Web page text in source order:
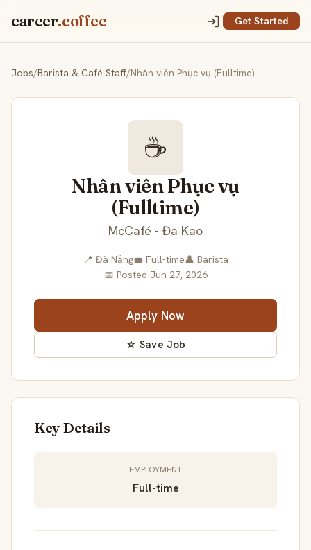
career.coffee Get Started
Jobs/Barista & Café Staff/Nhân viên Phục vụ (Fulltime)
☕
Nhân viên Phục vụ
(Fulltime)
McCafé - Đa Kao
📍 Đà Nẵng💼 Full-time👤 Barista
📅 Posted Jun 27, 2026
Apply Now
☆ Save Job
Key Details
EMPLOYMENT
Full-time